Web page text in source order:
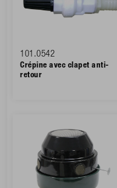
101.0542
Crépine avec clapet anti-
retour